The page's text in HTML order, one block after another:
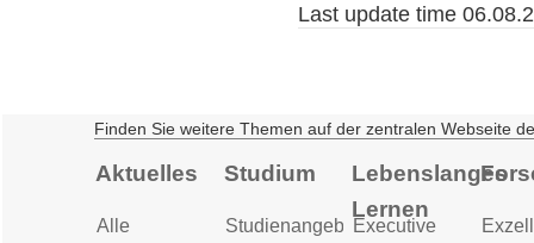
Last update time
Finden Sie weitere Themen auf der zentralen Webseite
Aktuelles
Alle
Studium
Studienangebot
Lebenslanges
Lernen
Executive